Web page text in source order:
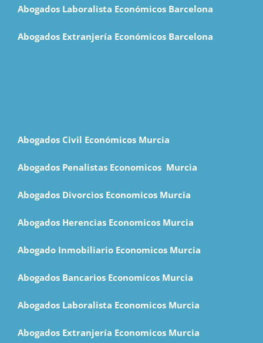
Abogados Laboralista Económicos Barcelona
Abogados Extranjería Económicos Barcelona
Abogados Civil Económicos Murcia
Abogados Penalistas Economicos Murcia
Abogados Divorcios Economicos Murcia
Abogados Herencias Economicos Murcia
Abogado Inmobiliario Economicos Murcia
Abogados Bancarios Economicos Murcia
Abogados Laboralista Economicos Murcia
Abogados Extranjería Economicos Murcia